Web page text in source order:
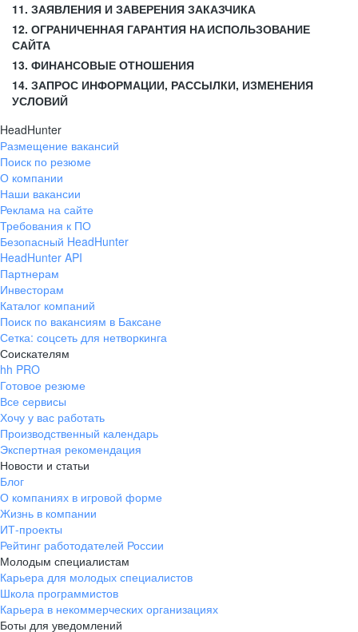
11. ЗАЯВЛЕНИЯ И ЗАВЕРЕНИЯ ЗАКАЗЧИКА
12. ОГРАНИЧЕННАЯ ГАРАНТИЯ НА ИСПОЛЬЗОВАНИЕ
САЙТА
13. ФИНАНСОВЫЕ ОТНОШЕНИЯ
14. ЗАПРОС ИНФОРМАЦИИ, РАССЫЛКИ, ИЗМЕНЕНИЯ
УСЛОВИЙ
HeadHunter
Размещение вакансий
Поиск по резюме
О компании
Наши вакансии
Реклама на сайте
Требования к ПО
Безопасный HeadHunter
HeadHunter API
Партнерам
Инвесторам
Каталог компаний
Поиск по вакансиям в Баксане
Сетка: соцсеть для нетворкинга
Соискателям
hh PRO
Готовое резюме
Все сервисы
Хочу у вас работать
Производственный календарь
Экспертная рекомендация
Новости и статьи
Блог
О компаниях в игровой форме
Жизнь в компании
ИТ-проекты
Рейтинг работодателей России
Молодым специалистам
Карьера для молодых специалистов
Школа программистов
Карьера в некоммерческих организациях
Боты для уведомлений